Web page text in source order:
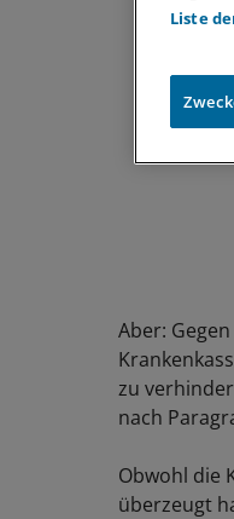
Aber:
zu
nach
Obwohl die
überzeugt
Liste